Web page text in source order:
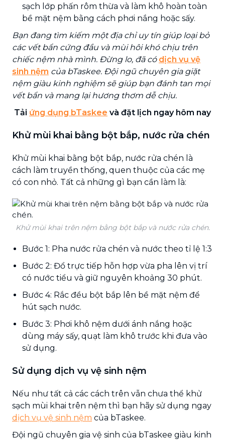
sạch lớp phấn rôm thừa và làm khô hoàn toàn
bề mặt nệm bằng cách phơi nắng hoặc sấy.
Bạn đang tìm kiếm một địa chỉ uy tín giúp loại bỏ
các vết bẩn cứng đầu và mùi hôi khó chịu trên
chiếc nệm nhà mình. Đừng lo, đã có dịch vụ vệ
sinh nệm của bTaskee. Đội ngũ chuyên gia giặt
nệm giàu kinh nghiệm sẽ giúp bạn đánh tan mọi
vết bẩn và mang lại hương thơm dễ chịu.
Tải ứng dụng bTaskee và đặt lịch ngay hôm nay
Khử mùi khai bằng bột bắp, nước rửa chén
Khử mùi khai bằng bột bắp, nước rửa chén là
cách làm truyền thống, quen thuộc của các mẹ
có con nhỏ. Tất cả những gì bạn cần làm là:
Khử mùi khai trên nệm bằng bột bắp và nước rửa chén.
Bước 1: Pha nước rửa chén và nước theo tỉ lệ 1:3
Bước 2: Đổ trực tiếp hỗn hợp vừa pha lên vị trí
có nước tiểu và giữ nguyên khoảng 30 phút.
Bước 4: Rắc đều bột bắp lên bề mặt nệm để
hút sạch nước.
Bước 3: Phơi khô nệm dưới ánh nắng hoặc
dùng máy sấy, quạt làm khô trước khi đưa vào
sử dụng.
Sử dụng dịch vụ vệ sinh nệm
Nếu như tất cả các cách trên vẫn chưa thể khử
sạch mùi khai trên nệm thì bạn hãy sử dụng ngay
dịch vụ vệ sinh nệm của bTaskee.
Đội ngũ chuyên gia vệ sinh của bTaskee giàu kinh